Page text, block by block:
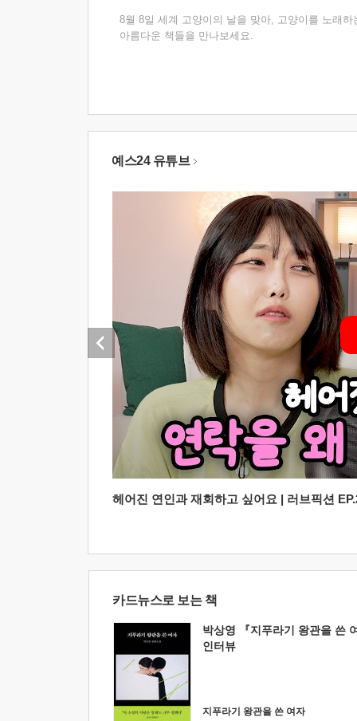
8월 8일 세계 고양이의 날을 맞아, 고양이를 노래하
아름다운 책들을 만나보세요.
예스24 유튜브
헤어진 연인과 재회하고 싶어요 | 러브픽션
카드뉴스로 보는 책
박상영 『지푸라기 왕관을 쓴
인터뷰
지푸라기 왕관을 쓴 여자